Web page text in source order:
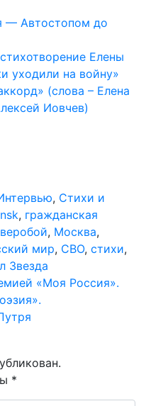
— Автостопом до
Елены
уходили на войну»
(слова – Елена
Иовчев)
, Стихи и
, гражданская
, Москва,
мир, СВО, стихи,
Звезда
«Моя Россия».
*